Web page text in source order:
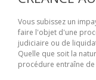
Vous subissez un
faire l'objet d'une
judiciaire ou de
Quelle que soit la
procédure entraîne